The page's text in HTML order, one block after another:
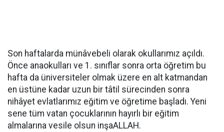
Son haftalarda münâvebeli olarak okullarımız açıldı.
Önce anaokulları ve 1. sınıflar sonra orta öğretim bu
hafta da üniversiteler olmak üzere en alt katmandan
en üstüne kadar uzun bir tâtil sürecinden sonra
nihâyet evlatlarımız eğitim ve öğretime başladı. Yeni
sene tüm vatan çocuklarının hayırlı bir eğitim
almalarına vesile olsun inşaALLAH.